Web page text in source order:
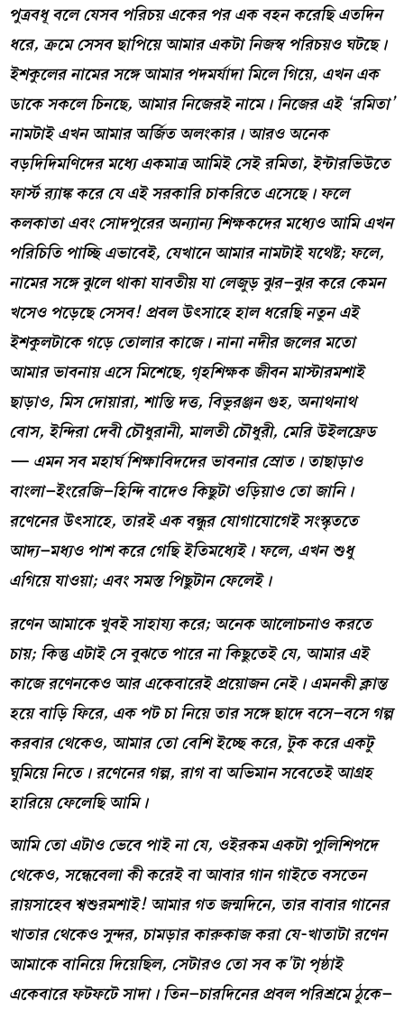
পুত্রবধূ বলে যেসব পরিচয় একের পর এক বহন করেছি এতদিন
ধরে, ক্রমে সেসব ছাপিয়ে আমার একটা নিজস্ব পরিচয়ও ঘটছে।
ইশকুলের নামের সঙ্গে আমার পদমর্যাদা মিলে গিয়ে, এখন এক
ডাকে সকলে চিনছে, আমার নিজেরই নামে। নিজের এই ‘রমিতা’
নামটাই এখন আমার অর্জিত অলংকার। আরও অনেক
বড়দিদিমণিদের মধ্যে একমাত্র আমিই সেই রমিতা, ইন্টারভিউতে
ফার্স্ট র‍্যাঙ্ক করে যে এই সরকারি চাকরিতে এসেছে। ফলে
কলকাতা এবং সোদপুরের অন্যান্য শিক্ষকদের মধ্যেও আমি এখন
পরিচিতি পাচ্ছি এভাবেই, যেখানে আমার নামটাই যথেষ্ট; ফলে,
নামের সঙ্গে ঝুলে থাকা যাবতীয় যা লেজুড় ঝুর–ঝুর করে কেমন
খসেও পড়েছে সেসব!প্রবল উৎসাহে হাল ধরেছি নতুন এই
ইশকুলটাকে গড়ে তোলার কাজে। নানা নদীর জলের মতো
আমার ভাবনায় এসে মিশেছে, গৃহশিক্ষক জীবন মাস্টারমশাই
ছাড়াও, মিস দোয়ারা, শান্তি দত্ত, বিভুরঞ্জন গুহ, অনাথনাথ
বোস, ইন্দিরা দেবী চৌধুরানী, মালতী চৌধুরী, মেরি উইলফ্রেড
— এমন সব মহার্ঘ শিক্ষাবিদদের ভাবনার স্রোত। তাছাড়াও
বাংলা–ইংরেজি–হিন্দি বাদেও কিছুটা ওড়িয়াও তো জানি।
রণেনের উৎসাহে, তারই এক বন্ধুর যোগাযোগেই সংস্কৃততে
আদ্য–মধ্যও পাশ করে গেছি ইতিমধ্যেই। ফলে, এখন শুধু
এগিয়ে যাওয়া; এবং সমস্ত পিছুটান ফেলেই।
রণেন আমাকে খুবই সাহায্য করে; অনেক আলোচনাও করতে
চায়; কিন্তু এটাই সে বুঝতে পারে না কিছুতেই যে, আমার এই
কাজে রণেনকেও আর একেবারেই প্রয়োজন নেই। এমনকী ক্লান্ত
হয়ে বাড়ি ফিরে, এক পট চা নিয়ে তার সঙ্গে ছাদে বসে–বসে গল্প
করবার থেকেও, আমার তো বেশি ইচ্ছে করে, টুক করে একটু
ঘুমিয়ে নিতে। রণেনের গল্প, রাগ বা অভিমান সবেতেই আগ্রহ
হারিয়ে ফেলেছি আমি।
আমি তো এটাও ভেবে পাই না যে, ওইরকম একটা পুলিশিপদে
থেকেও, সন্ধেবেলা কী করেই বা আবার গান গাইতে বসতেন
রায়সাহেব শ্বশুরমশাই!আমার গত জন্মদিনে, তার বাবার গানের
খাতার থেকেও সুন্দর, চামড়ার কারুকাজ করা যে-খাতাটা রণেন
আমাকে বানিয়ে দিয়েছিল, সেটারও তো সব ক’টা পৃষ্ঠাই
একেবারে ফটফটে সাদা। তিন–চারদিনের প্রবল পরিশ্রমে ঠুকে–